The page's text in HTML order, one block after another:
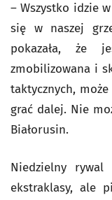
– Wszystko idzie
się w naszej
pokazała, że
zmobilizowana i
taktycznych,
grać dalej. Nie
Białorusin.
Niedzielny
ekstraklasy, ale